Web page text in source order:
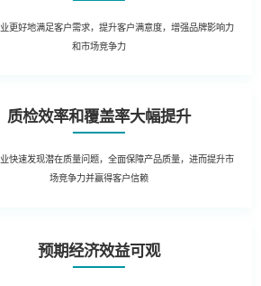
更好地满足客户需求，提升客户满意度，增强品牌影响力
和市场竞争力
质检效率和覆盖率大幅提升
快速发现潜在质量问题，全面保障产品质量，进而提升市
场竞争力并赢得客户信赖
预期经济效益可观